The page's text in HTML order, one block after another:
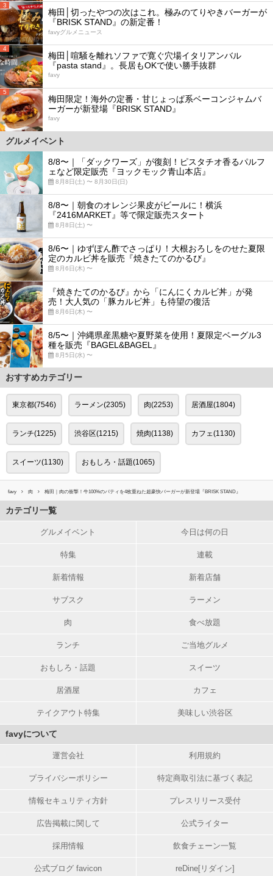
3
梅田│切ったやつの次はこれ。極みのてりやきバーガーが
『BRISK STAND』の新定番！
favyグルメニュース
4
梅田│喧騒を離れソファで寛ぐ穴場イタリアンバル
『pasta stand』。長居もOKで使い勝手抜群
favy
5
梅田限定！海外の定番・甘じょっぱ系ベーコンジャムバ
ーガーが新登場『BRISK STAND』
favy
グルメイベント
8/8〜｜「ダックワーズ」が復刻！ピスタチオ香るパルフ
ェなど限定販売『ヨックモック青山本店』
8月8日(土) 〜 8月30日(日)
8/8〜｜朝食のオレンジ果皮がビールに！横浜
『2416MARKET』等で限定販売スタート
8月8日(土) 〜
8/6〜｜ゆずぽん酢でさっぱり！大根おろしをのせた夏限
定のカルビ丼を販売『焼きたてのかるび』
8月6日(木) 〜
『焼きたてのかるび』から「にんにくカルビ丼」が発
売！大人気の「豚カルビ丼」も待望の復活
8月6日(木) 〜
8/5〜｜沖縄県産黒糖や夏野菜を使用！夏限定ベーグル3
種を販売『BAGEL&BAGEL』
8月5日(水) 〜
おすすめカテゴリー
東京都(7546) ラーメン(2305) 肉(2253) 居酒屋(1804)
ランチ(1225) 渋谷区(1215) 焼肉(1138) カフェ(1130)
スイーツ(1130) おもしろ・話題(1065)
favy 肉 梅田｜肉の衝撃！牛100%のパティを4枚重ねた超豪快バーガーが新登場『BRISK STAND』
カテゴリ一覧
グルメイベント 今日は何の日
特集 連載
新着情報 新着店舗
サブスク ラーメン
肉 食べ放題
ランチ ご当地グルメ
おもしろ・話題 スイーツ
居酒屋 カフェ
テイクアウト特集 美味しい渋谷区
favyについて
運営会社 利用規約
プライバシーポリシー 特定商取引法に基づく表記
情報セキュリティ方針 プレスリリース受付
広告掲載に関して 公式ライター
採用情報 飲食チェーン一覧
公式ブログ favicon reDine[リダイン]